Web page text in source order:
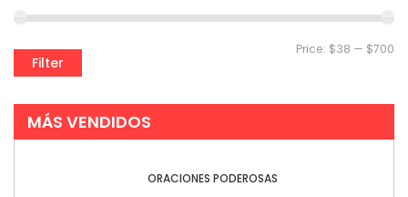
Filter
Price: $38 — $700
MÁS VENDIDOS
ORACIONES PODEROSAS